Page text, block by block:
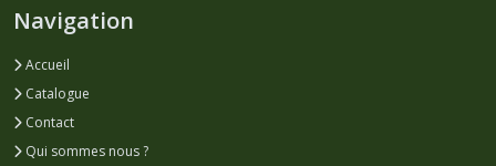
Navigation
Accueil
Catalogue
Contact
Qui sommes nous ?